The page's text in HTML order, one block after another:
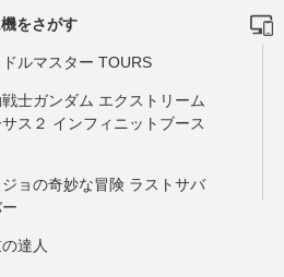
をさがす
ルマスター TOURS
士ガンダム エクストリーム
ス２ インフィニットブース
ョの奇妙な冒険 ラストサバ
達人